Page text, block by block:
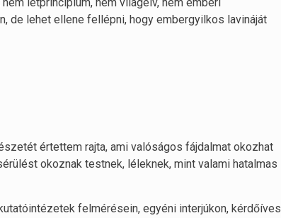
de lehet ellene fellépni, hogy embergyilkos lavináját
értettem rajta, ami valóságos fájdalmat okozhat
okoznak testnek, léleknek, mint valami hatalmas
felmérésein, egyéni interjúkon, kérdőíves